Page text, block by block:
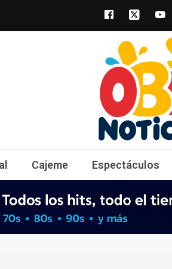
obr noticias
Cajeme Espectáculos